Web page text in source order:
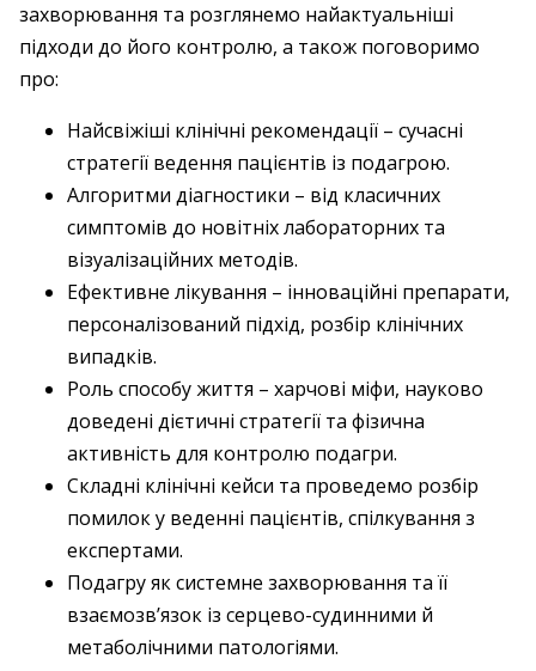
захворювання та розглянемо найактуальніші
підходи до його контролю, а також поговоримо
про:
Найсвіжіші клінічні рекомендації – сучасні
стратегії ведення пацієнтів із подагрою.
Алгоритми діагностики – від класичних
симптомів до новітніх лабораторних та
візуалізаційних методів.
Ефективне лікування – інноваційні препарати,
персоналізований підхід, розбір клінічних
випадків.
Роль способу життя – харчові міфи, науково
доведені дієтичні стратегії та фізична
активність для контролю подагри.
Складні клінічні кейси та проведемо розбір
помилок у веденні пацієнтів, спілкування з
експертами.
Подагру як системне захворювання та її
взаємозв’язок із серцево-судинними й
метаболічними патологіями.